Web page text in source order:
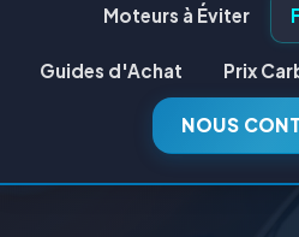
Moteurs à Éviter
Guides d'Achat Prix
NOUS